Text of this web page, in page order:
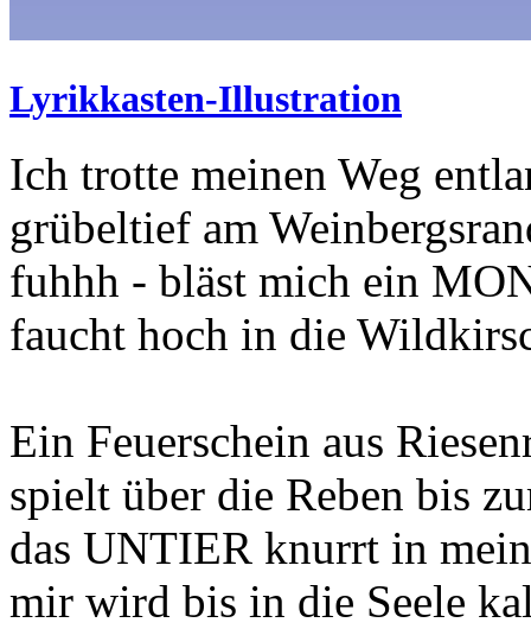
Lyrikkasten-Illustration
Ich trotte meinen Weg
grübeltief am
fuhhh - bläst mich ein
faucht hoch in die
Ein Feuerschein aus
spielt über die Reben bis
das UNTIER knurrt in
mir wird bis in die Seele